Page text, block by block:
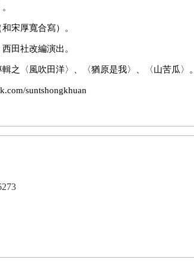
宋厚寬合寫）。
田社改編演出。
之〈風吹田洋〉、〈猶原是我〉、〈山苦瓜〉。
suntshongkhuan